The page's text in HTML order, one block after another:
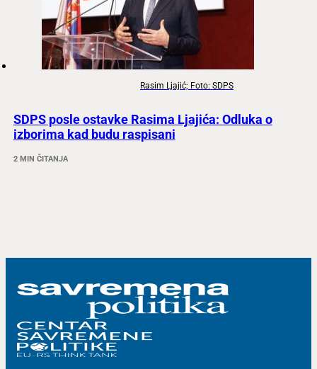
Rasim Ljajić; Foto: SDPS
SDPS posle ostavke Rasima Ljajića: Odluka o
izborima kad budu raspisani
2 MIN ČITANJA